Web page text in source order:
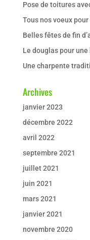
Pose de toitures
Tous nos voeux pour
Belles fêtes de fin
Le douglas pour
Une charpente
Archives
janvier 2023
décembre 2022
avril 2022
septembre 2021
juillet 2021
juin 2021
mars 2021
janvier 2021
novembre 2020